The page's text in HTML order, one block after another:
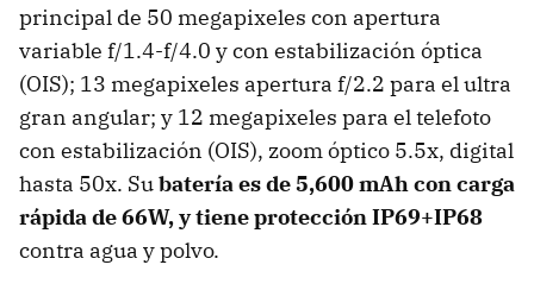
principal de 50 megapixeles con apertura
variable f/1.4-f/4.0 y con estabilización óptica
(OIS); 13 megapixeles apertura f/2.2 para el ultra
gran angular; y 12 megapixeles para el telefoto
con estabilización (OIS), zoom óptico 5.5x, digital
hasta 50x. Subatería es de5,600 mAh con carga
rápida de 66W, y tiene protecciónIP69+IP68
contra agua y polvo.